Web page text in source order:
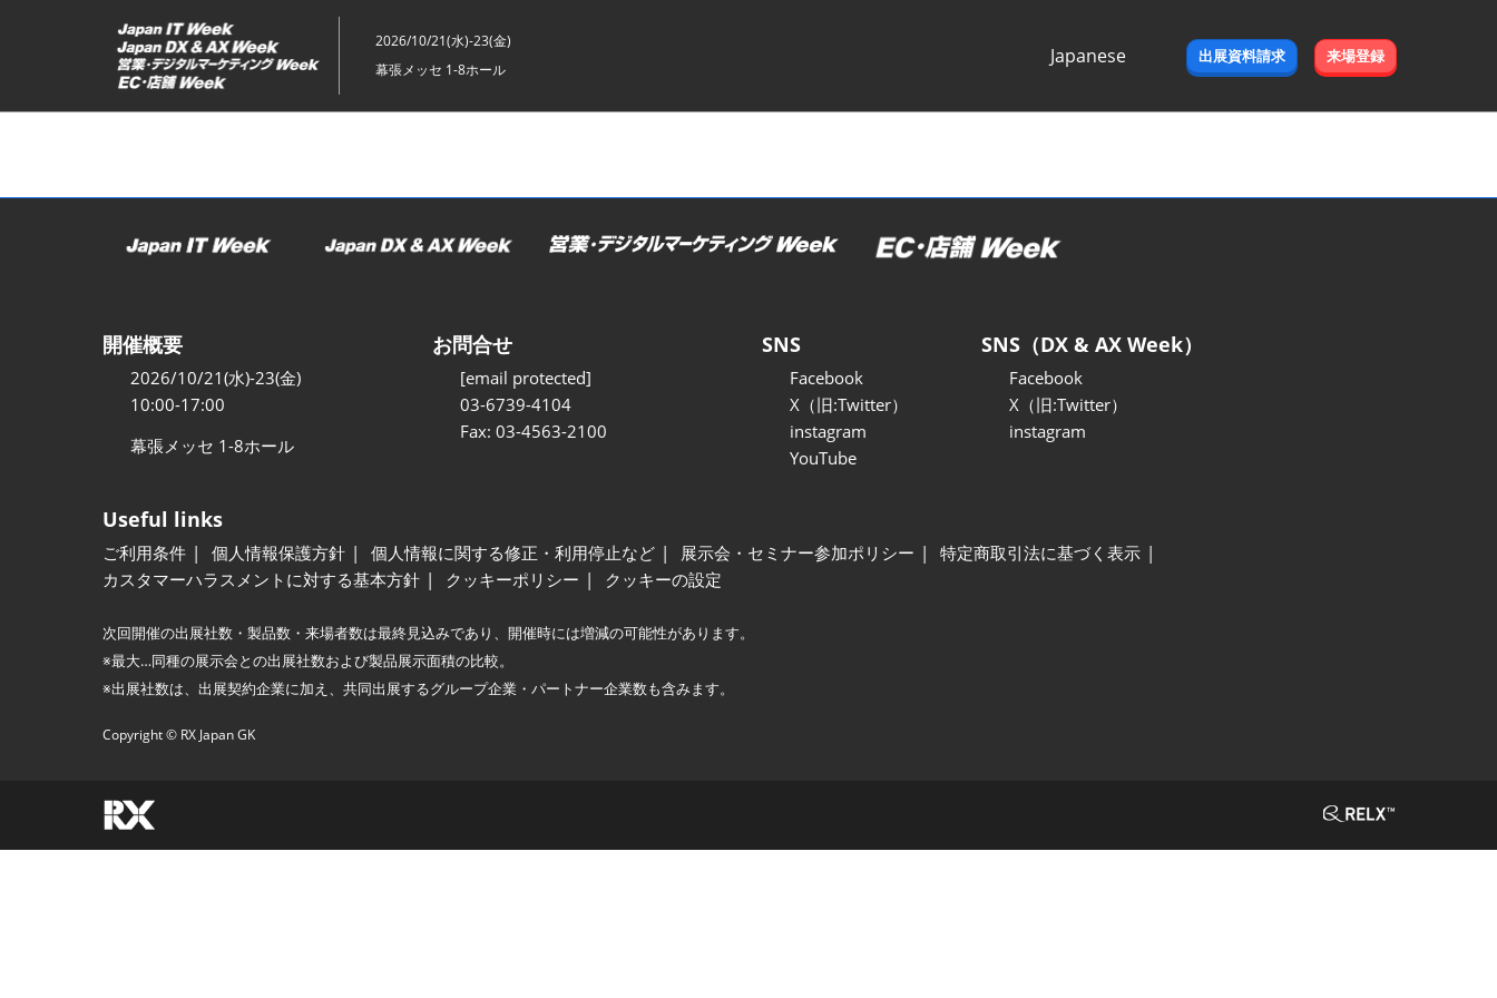
ッ
2026/10/21(水)-23(金)
幕張メッセ 1-8ホール
Japanese
出展資料請求 来場登録
開催概要
2026/10/21(水)-23(金)
10:00-17:00
幕張メッセ 1-8ホール
お問合せ
[email protected]
03-6739-4104
Fax: 03-4563-2100
SNS
Facebook
X（旧:Twitter）
instagram
YouTube
SNS（DX & AX Week）
Facebook
X（旧:Twitter）
instagram
Useful links
ご利用条件 個人情報保護方針 個人情報に関する修正・利用停止など 展示会・セミナー参加ポリシー
特定商取引法に基づく表示
カスタマーハラスメントに対する基本方針
クッキーポリシー クッキーの設定
次回開催の出展社数・製品数・来場者数は最終見込みであり、開催時には増減の可能性があります。
※最大…同種の展示会との出展社数および製品展示面積の比較。
※出展社数は、出展契約企業に加え、共同出展するグループ企業・パートナー企業数も含みます。
Copyright © RX Japan GK